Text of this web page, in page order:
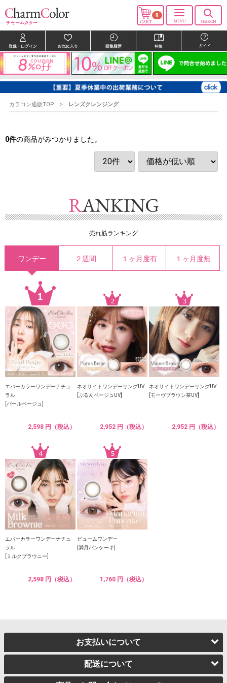
0
カラコン通販TOP レンズクレンジング
0件の商品がみつかりました。
売れ筋ランキング
ワンデー ２週間 １ヶ月度有 １ヶ月度無
エバーカラーワンデーナチュ
ラル
[パールベージュ]
2,598 円（税込）
ネオサイトワンデーリングUV
[ぷるんベージュUV]
2,952 円（税込）
ネオサイトワンデーリングUV
[モーヴブラウン茶UV]
2,952 円（税込）
エバーカラーワンデーナチュ
ラル
[ミルクブラウニー]
2,598 円（税込）
ビュームワンデー
[満月パンケーキ]
1,760 円（税込）
お支払いについて
配送について